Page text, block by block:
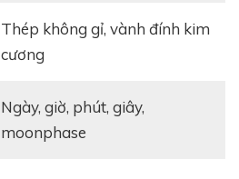
Thép không gỉ, vành đính kim
cương
Ngày, giờ, phút, giây,
moonphase